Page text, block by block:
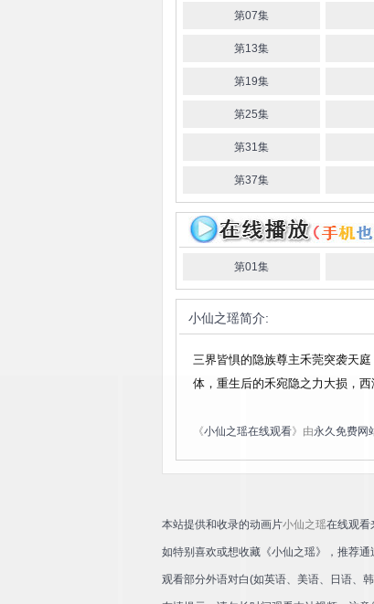
第07集
第13集
第19集
第25集
第31集
第37集
第01集
小仙之瑶简介:
三界皆惧的隐族尊主禾莞突袭天
体，重生后的禾宛隐之力大损，
《小仙之瑶在线观看》由永久免费网
本站提供和收录的动画片小仙之瑶在线观看
如特别喜欢或想收藏《小仙之瑶》，推荐
观看部分外语对白(如英语、美语、日语、